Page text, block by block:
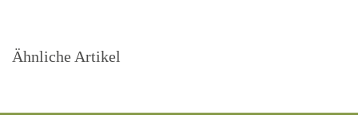
Ähnliche Artikel